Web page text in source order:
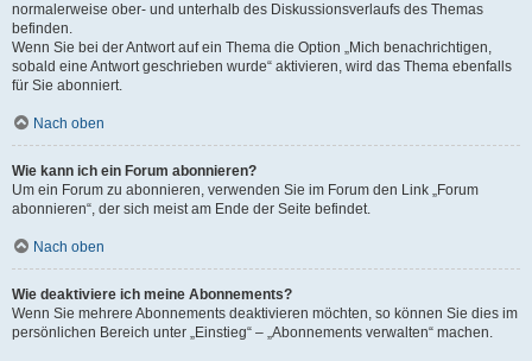
normalerweise ober- und unterhalb des Diskussionsverlaufs des Themas
befinden.
Wenn Sie bei der Antwort auf ein Thema die Option „Mich benachrichtigen,
sobald eine Antwort geschrieben wurde“ aktivieren, wird das Thema ebenfalls
für Sie abonniert.
Nach oben
Wie kann ich ein Forum abonnieren?
Um ein Forum zu abonnieren, verwenden Sie im Forum den Link „Forum
abonnieren“, der sich meist am Ende der Seite befindet.
Nach oben
Wie deaktiviere ich meine Abonnements?
Wenn Sie mehrere Abonnements deaktivieren möchten, so können Sie dies im
persönlichen Bereich unter „Einstieg“ – „Abonnements verwalten“ machen.